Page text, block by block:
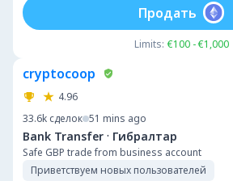
Limits: €100 - €1,000
Продать
cryptocoop
4.96
33.6k сделок 51 mins ago
Bank Transfer · Гибралтар
Safe GBP trade from business account
Приветствуем новых пользователей